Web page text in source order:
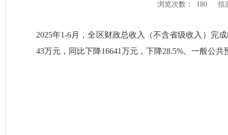
浏览次数： 180 信
2025年1-6月 ，全区财政总收入（不含省级收入）完成
43万元 ，同比下降16641万元，下降28.5%。 一般公共